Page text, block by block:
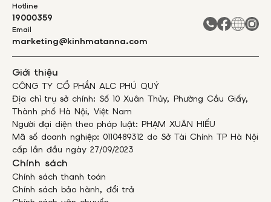
Hotline
19000359
Email
marketing@kinhmatanna.com
Giới thiệu
CÔNG TY CỔ PHẦN ALC PHÚ QUÝ
Địa chỉ trụ sở chính: Số 10 Xuân Thủy, Phường Cầu Giấy,
Thành phố Hà Nội, Việt Nam
Người đại diện theo pháp luật: PHẠM XUÂN HIẾU
Mã số doanh nghiệp: 0110489312 do Sở Tài Chính TP Hà Nội
cấp lần đầu ngày 27/09/2023
Chính sách
Chính sách thanh toán
Chính sách bảo hành, đổi trả